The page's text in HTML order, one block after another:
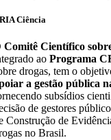
Ciência
Comitê Científico
aoPrograma
drogas, tem o
a gestão pública
subsídios
de gestores
Construção de
no Brasil.